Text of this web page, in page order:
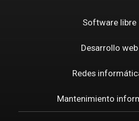
Software libre
Desarrollo web
Redes
Mantenimiento